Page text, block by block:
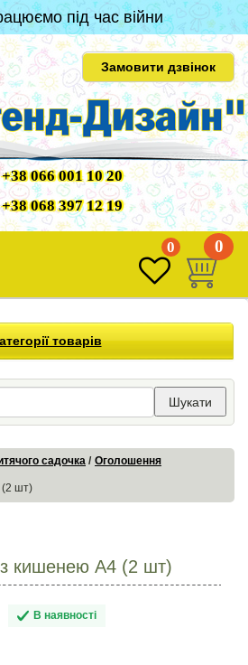
під час війни
Замовити дзвінок
+38 066 001 10 20
+38 068 397 12 19
0 0
товарів
Шукати
садочка Оголошення
шт)
кишенею А4 (2 шт)
В наявності